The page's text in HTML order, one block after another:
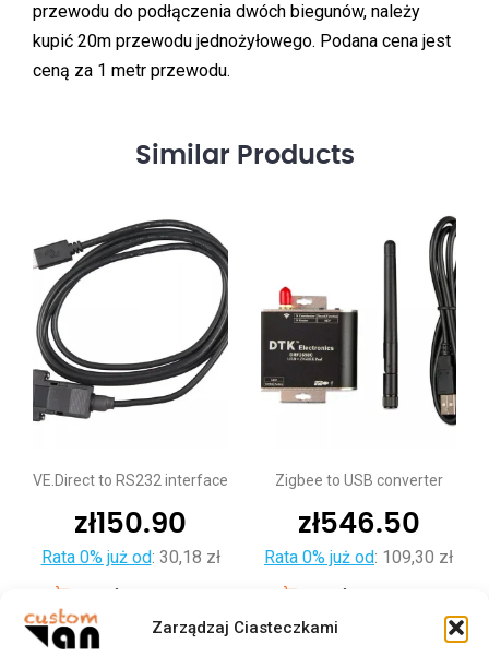
Zarządzaj Ciasteczkami
przewodu do podłączenia dwóch biegunów, należy
kupić 20m przewodu jednożyłowego. Podana cena jest
ceną za 1 metr przewodu.
Similar Products
VE.Direct to RS232 interface
zł150.90
Rata 0% już od: 30,18 zł
Zigbee to USB converter
zł546.50
Rata 0% już od: 109,30 zł